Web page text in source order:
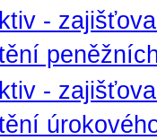
-
-